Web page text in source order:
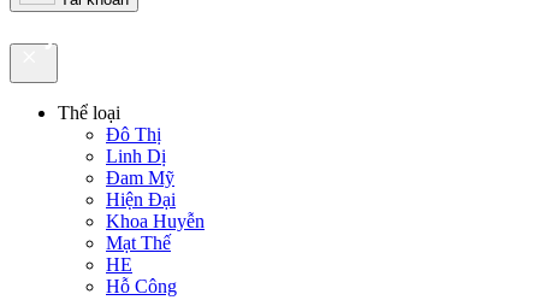
truyenfullz.com
Thể loại
Đô Thị
Linh Dị
Đam Mỹ
Hiện Đại
Khoa Huyễn
Mạt Thế
HE
Hỗ Công